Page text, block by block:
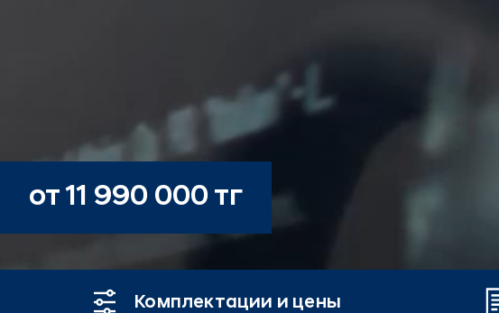
от 11 990 000 тг
Комплектации и цены